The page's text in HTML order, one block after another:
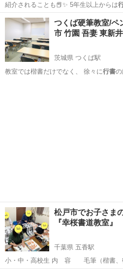
紹介されることも📕✨ 5年生以上からは
ます♪ 月3回…
神奈川 大和市 鶴間駅 書道
つくば硬筆教室/ペ
市 竹園 吾妻 東新
茨城県 つくば駅
教室では楷書だけでなく、 徐々に行書の
松戸市でお子さま
『幸桜書道教室』
千葉県 五香駅
小・中・高校生 内 容 毛筆（楷書、